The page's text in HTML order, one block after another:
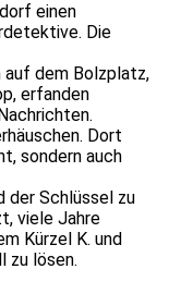
einen
Die
dem Bolzplatz,
erfanden
Dort
sondern auch
der Schlüssel zu
viele Jahre
Kürzel K. und
zu lösen.